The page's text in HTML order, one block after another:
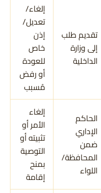
تقديم طلب
إلى وزارة
الداخلية
إلغاء/
تعديل/
إذن
خاص
للعودة
أو رفض
مُسبب
الحاكم
الإداري
ضمن
المحافظة/
اللواء
إلغاء
الأمر أو
تثبيته أو
التوصية
بمنح
إقامة